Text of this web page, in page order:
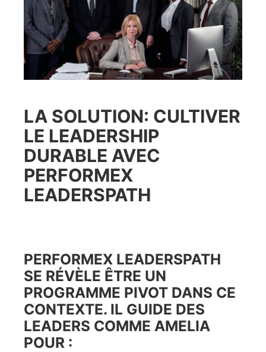
LA SOLUTION: CULTIVER
LE LEADERSHIP
DURABLE AVEC
PERFORMEX
LEADERSPATH
PERFORMEX LEADERSPATH
SE RÉVÈLE ÊTRE UN
PROGRAMME PIVOT DANS CE
CONTEXTE. IL GUIDE DES
LEADERS COMME AMELIA
POUR :